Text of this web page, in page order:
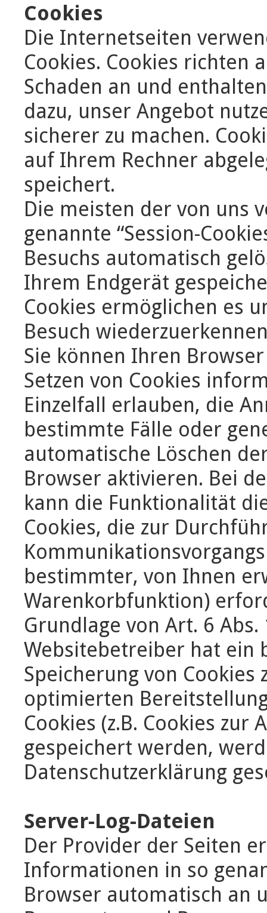
Cookies
Die Internetseiten
Cookies. Cookies richten
Schaden an und
dazu, unser Angebot
sicherer zu machen.
auf Ihrem Rechner
speichert.
Die meisten der von uns
genannte “Session-
Besuchs automatisch
Ihrem Endgerät
Cookies ermöglichen es
Besuch
Sie können Ihren
Setzen von Cookies
Einzelfall erlauben, die
bestimmte Fälle oder
automatische Löschen
Browser aktivieren. Bei
kann die Funktionalität
Cookies, die zur
bestimmter, von Ihnen
Warenkorbfunktion)
Grundlage von Art. 6
Websitebetreiber hat ein
Speicherung von
optimierten
Cookies (z.B. Cookies zur
gespeichert werden,
Datenschutzerklärung
Server-Log-Dateien
Der Provider der Seiten
Informationen in so
Browser automatisch an